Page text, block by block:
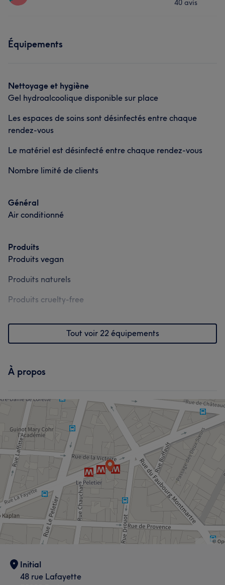
40 avis
Équipements
Nettoyage et hygiène
Gel hydroalcoolique disponible sur place
Les espaces de soins sont désinfectés entre chaque
rendez-vous
Le matériel est désinfecté entre chaque rendez-vous
Nombre limité de clients
Général
Air conditionné
Produits
Produits vegan
Produits naturels
Produits cruelty-free
Tout voir 22 équipements
À propos
Initial
48 rue Lafayette